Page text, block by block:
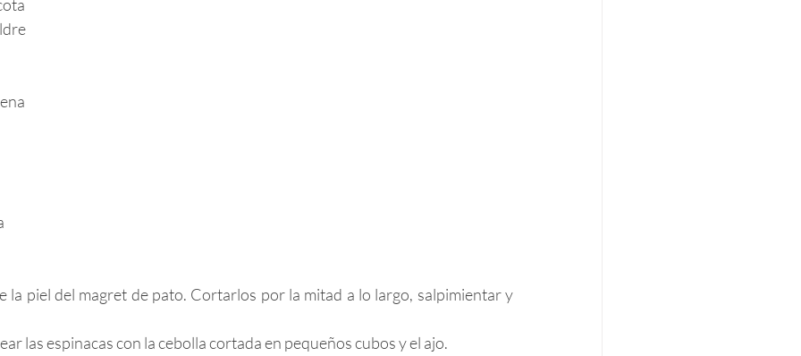
la piel del magret de pato. Cortarlos por la mitad a lo largo, salpimientar y
las espinacas con la cebolla cortada en pequeños cubos y el ajo.